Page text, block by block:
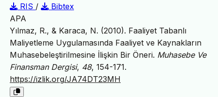
RIS /
Bibtex
APA
Yılmaz, R., & Karaca, N. (2010). Faaliyet Tabanlı
Maliyetleme Uygulamasında Faaliyet ve Kaynakların
Muhasebeleştirilmesine İlişkin Bir Öneri. Muhasebe Ve
Finansman Dergisi, 48, 154-171.
https://izlik.org/JA74DT23MH